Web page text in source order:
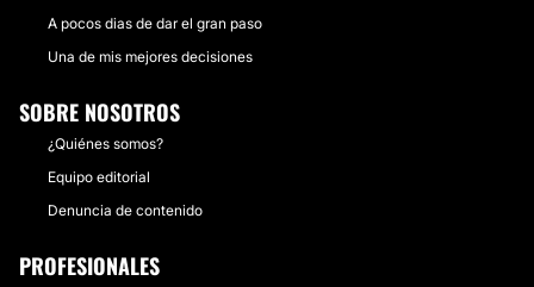
A pocos dias de dar el gran paso
Una de mis mejores decisiones
SOBRE NOSOTROS
¿Quiénes somos?
Equipo editorial
Denuncia de contenido
PROFESIONALES